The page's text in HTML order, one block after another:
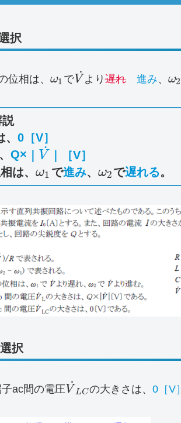
択
位相は、 ω1 でV˙より遅れ 進み、 ω2
説
、 0［V］
Q× ｜ V˙ ｜［V］
は、ω1 で進み、 ω2で遅れる。
択
ac間の電圧V˙LCの大きさは、 0［V］